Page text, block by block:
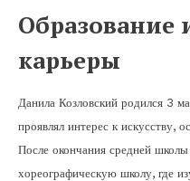
Образование
карьеры
Данила Козловский родился 3
проявлял интерес к искусству,
После окончания средней
хореографическую школу, где